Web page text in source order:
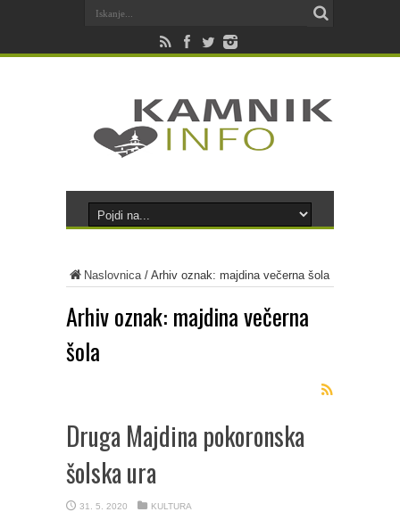
Naslovnica/ Arhiv oznak: majdina večerna šola
Arhiv oznak: majdina večerna
šola
Druga Majdina pokoronska
šolska ura
31. 5. 2020 KULTURA